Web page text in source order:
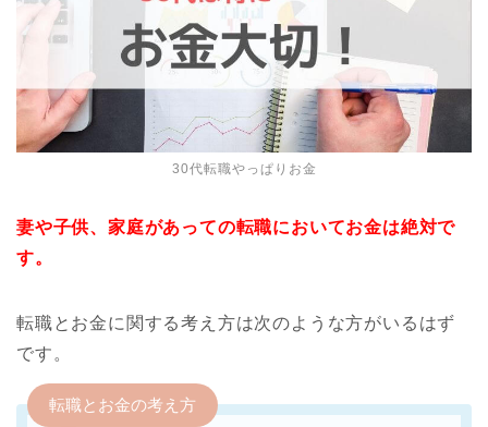
30代転職やっぱりお金
妻や子供、家庭があっての転職においてお金は絶対で
す。
転職とお金に関する考え方は次のような方がいるはず
です。
転職とお金の考え方